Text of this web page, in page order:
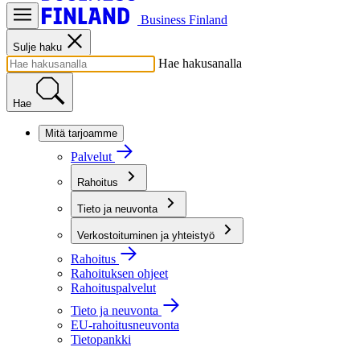
Business Finland
Sulje haku
Hae hakusanalla
Hae
Mitä tarjoamme
Palvelut
Rahoitus
Tieto ja neuvonta
Verkostoituminen ja yhteistyö
Rahoitus
Rahoituksen ohjeet
Rahoituspalvelut
Tieto ja neuvonta
EU-rahoitusneuvonta
Tietopankki